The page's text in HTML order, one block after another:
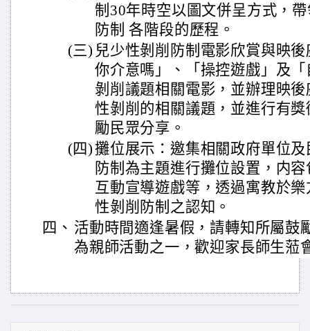
制30年時空以圖文併呈方式，
防制 各階段的歷程。
(三) 兒少性剝削防制電影欣賞與映
你介意嗎」、「操控遊戲」及
剝削議題相關電影，並辦理映
性剝削的相關議題，並進行有
勵民眾分享。
(四)攤位展示：邀集相關政府單位
防制為主題進行攤位設置，内
互動宣導遊戲等，透過寓教於
性剝削防制之認知。
四、 活動時間適逢暑假，請轉知所屬鼓
為親師活動之一，歡迎家長師生蒞